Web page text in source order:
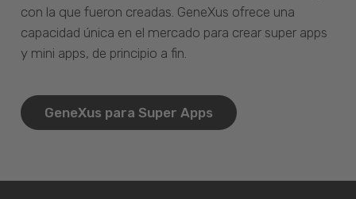
con la que fueron creadas. GeneXus ofrece una
capacidad única en el mercado para crear super apps
y mini apps, de principio a fin.
GeneXus para Super Apps